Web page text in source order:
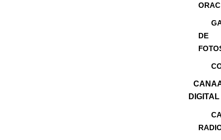
DE
DIGITAL